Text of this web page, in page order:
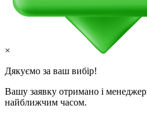
×
Дякуємо за ваш вибір!
Вашу заявку отримано і
найближчим часом.